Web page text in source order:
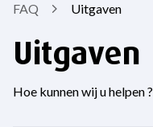
FAQ Uitgaven
Uitgaven
Hoe kunnen wij u helpen ?